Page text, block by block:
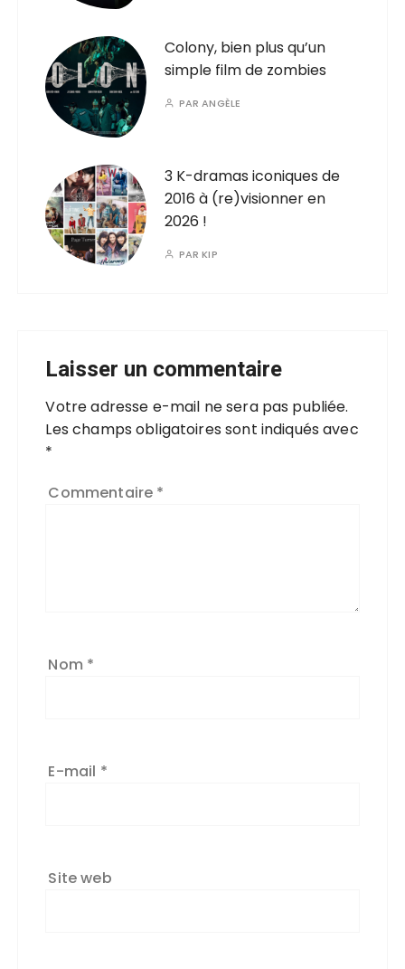
Colony, bien plus qu’un
simple film de zombies
PARANGÈLE
3 K-dramas iconiques de
2016 à (re)visionner en
2026 !
PARKIP
Laisser un commentaire
Votre adresse e-mail ne sera pas publiée.
Les champs obligatoires sont indiqués avec
*
Commentaire *
Nom *
E-mail *
Site web